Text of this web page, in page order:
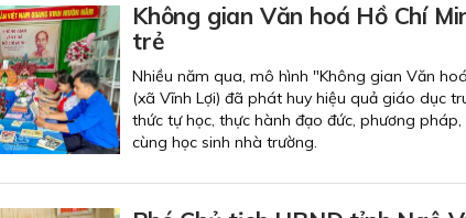
Không gian Văn hoá Hồ Chí
trẻ
Nhiều năm qua, mô hình "Không gian Văn
(xã Vĩnh Lợi) đã phát huy hiệu quả giáo dục
thức tự học, thực hành đạo đức, phương
cùng học sinh nhà trường.